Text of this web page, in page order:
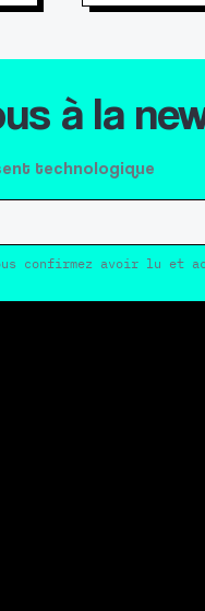
à la
technologique
confirmez avoir lu et